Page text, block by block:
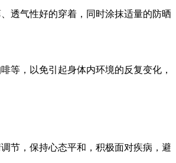
透气性好的穿着，同时涂抹适量的防晒
等，以免引起身体内环境的反复变化，
节，保持心态平和，积极面对疾病，避